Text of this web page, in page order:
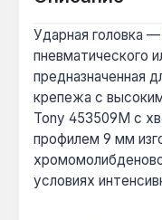
Ударная головка
пневматического
предназначенная
крепежа с
Tony 453509M с
профилем 9 мм
условиях